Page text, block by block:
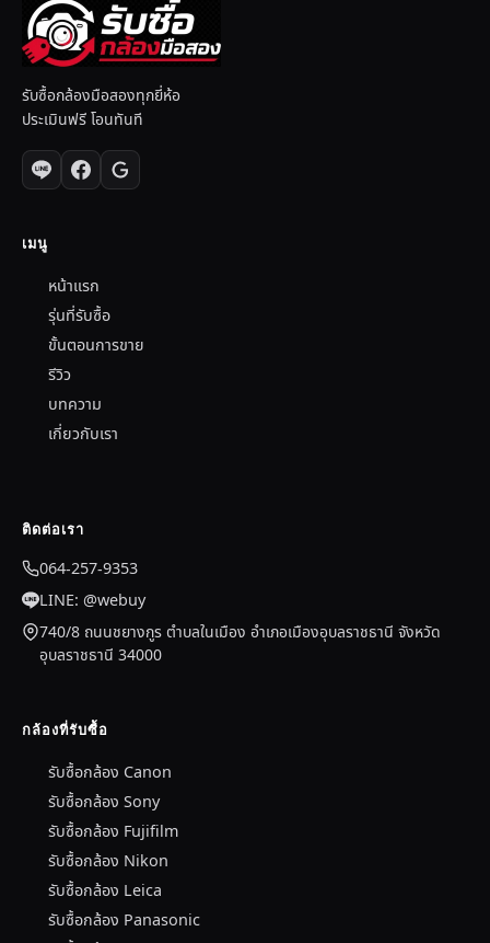
รับซื้อกล้องมือสองทุกยี่ห้อ
ประเมินฟรี โอนทันที
เมนู
หน้าแรก
รุ่นที่รับซื้อ
ขั้นตอนการขาย
รีวิว
บทความ
เกี่ยวกับเรา
ติดต่อเรา
064-257-9353
LINE: @webuy
740/8 ถนนชยางกูร ตำบลในเมือง อำเภอเมืองอุบลราชธานี จังหวัด
อุบลราชธานี 34000
กล้องที่รับซื้อ
รับซื้อกล้อง Canon
รับซื้อกล้อง Sony
รับซื้อกล้อง Fujifilm
รับซื้อกล้อง Nikon
รับซื้อกล้อง Leica
รับซื้อกล้อง Panasonic